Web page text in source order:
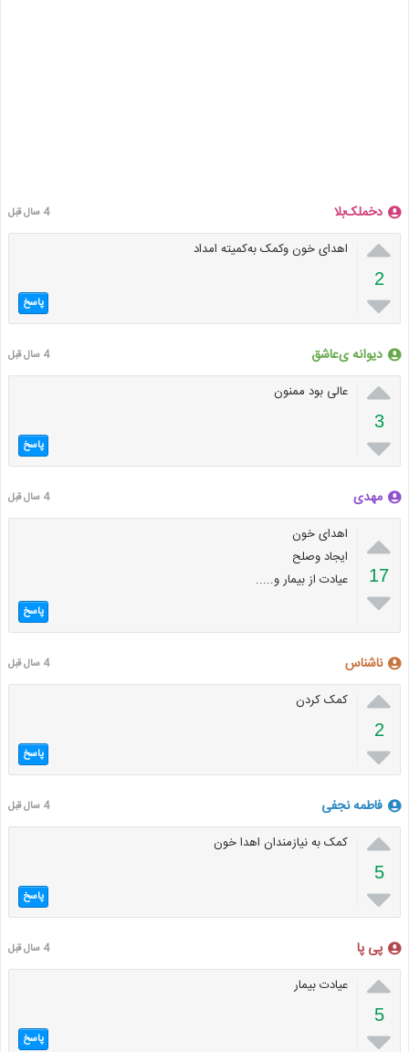
دخملک‌بلا 4 سال قبل

2

اهدای خون ‌‌وکمک به‌‌کمیته ‌امداد
پاسخ
دیوانه ‌ی‌عاشق 4 سال قبل

3

عالی بود ممنون
پاسخ
مهدی 4 سال قبل

17

اهدای خون
ایجاد وصلح
عیادت از بیمار و.....
پاسخ
ناشناس 4 سال قبل

2

کمک کردن
پاسخ
فاطمه نجفی 4 سال قبل

5

کمک به نیازمندان اهدا خون
پاسخ
پی پا 4 سال قبل

5

عیادت بیمار
پاسخ